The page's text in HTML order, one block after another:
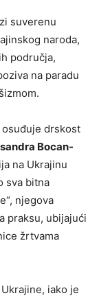
suverenu
naroda,
područja,
na paradu
drskost
Bocan-
na Ukrajinu
sva bitna
njegova
praksu, ubijajući
žrtvama
iako je